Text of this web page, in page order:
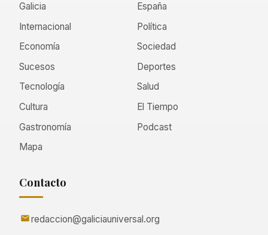
Galicia
España
Internacional
Política
Economía
Sociedad
Sucesos
Deportes
Tecnología
Salud
Cultura
El Tiempo
Gastronomía
Podcast
Mapa
Contacto
redaccion@galiciauniversal.org